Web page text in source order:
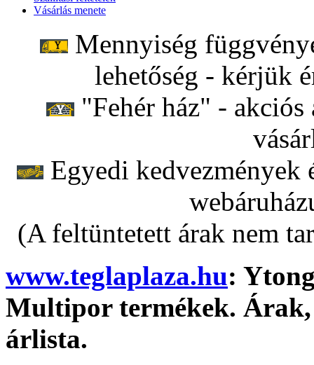
Vásárlás menete
Mennyiség
lehetőség - kérjük
"Fehér ház" - akciós
Egyedi kedvezmények
(A feltüntetett árak nem
www.teglaplaza.hu:
Multipor termékek. Árak,
árlista.